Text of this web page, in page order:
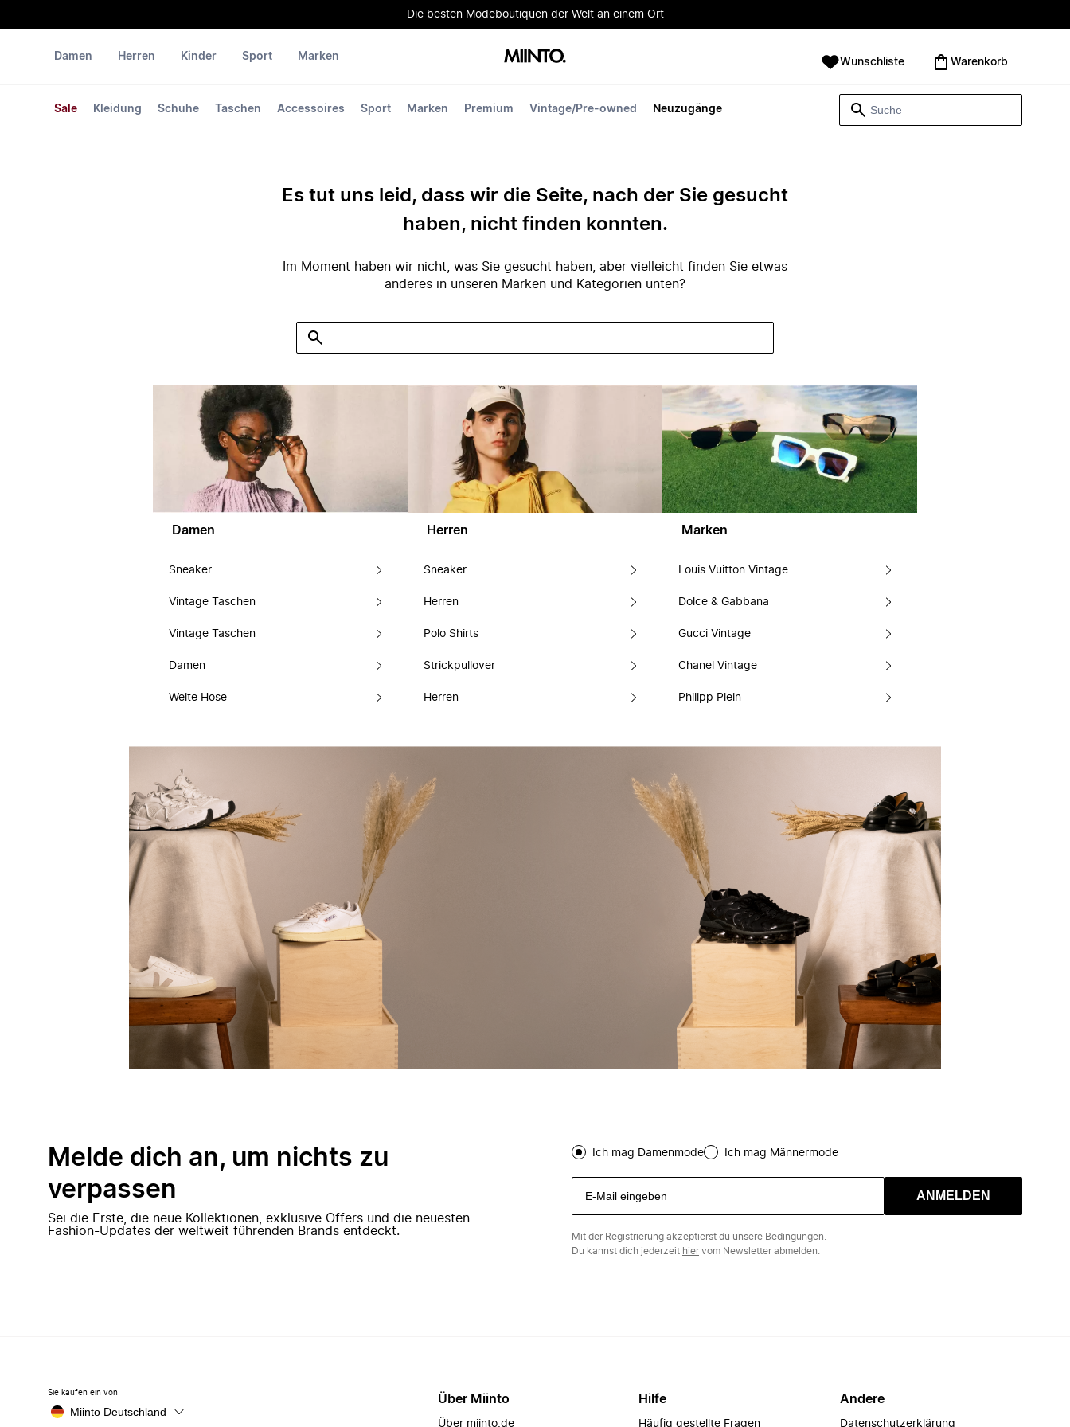
Die besten Modeboutiquen der Welt an einem Ort
Damen
Sale Kleidung Schuhe Taschen Accessoires Sport Marken Premium Vintage/Pre-owned Neuzugänge
Herren Kinder Sport Marken Wunschliste Warenkorb
Es tut uns leid, dass wir die Seite, nach der Sie gesucht
haben, nicht finden konnten.
Im Moment haben wir nicht, was Sie gesucht haben, aber vielleicht finden Sie etwas
anderes in unseren Marken und Kategorien unten?
Damen
Sneaker
Vintage Taschen
Vintage Taschen
Damen
Weite Hose
Herren
Sneaker
Herren
Polo Shirts
Strickpullover
Herren
Marken
Louis Vuitton Vintage
Dolce & Gabbana
Gucci Vintage
Chanel Vintage
Philipp Plein
Melde dich an, um nichts zu
verpassen
Sei die Erste, die neue Kollektionen, exklusive Offers und die neuesten
Fashion-Updates der weltweit führenden Brands entdeckt.
Ich mag Damenmode Ich mag Männermode
ANMELDEN
Mit der Registrierung akzeptierst du unsere Bedingungen
Du kannst dich jederzeit hiervom Newsletter abmelden.
Sie kaufen ein von
Miinto Deutschland
Über Miinto
Über miinto.de
Hilfe
Häufig gestellte Fragen
Andere
Datenschutzerklärung